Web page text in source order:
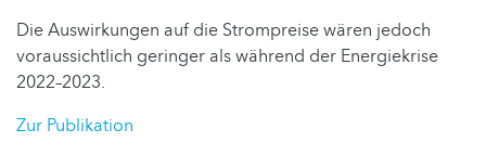
Die Auswirkungen auf die Strompreise wären jedoch
voraussichtlich geringer als während der Energiekrise
2022–2023.
Zur Publikation